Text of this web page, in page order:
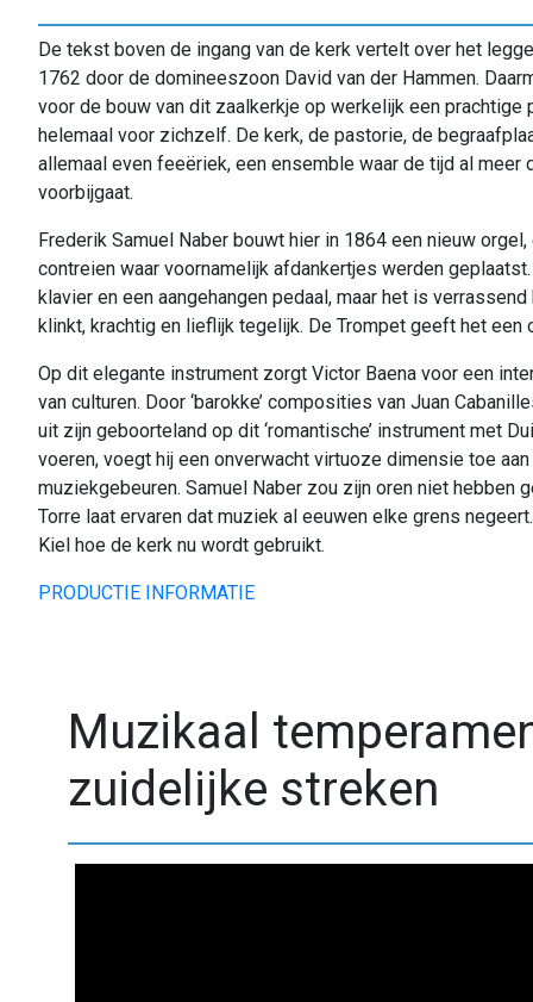
De tekst boven de ingang van de kerk vertelt over het
1762 door de domineeszoon David van der Hammen.
voor de bouw van dit zaalkerkje op werkelijk een prachtige
helemaal voor zichzelf. De kerk, de pastorie, de
allemaal even feeëriek, een ensemble waar de tijd al meer
voorbijgaat.
Frederik Samuel Naber bouwt hier in 1864 een nieuw
contreien waar voornamelijk afdankertjes werden
klavier en een aangehangen pedaal, maar het is
klinkt, krachtig en lieflijk tegelijk. De Trompet geeft het een
Op dit elegante instrument zorgt Victor Baena voor een
van culturen. Door ‘barokke’ composities van Juan
uit zijn geboorteland op dit ‘romantische’ instrument met
voeren, voegt hij een onverwacht virtuoze dimensie toe
muziekgebeuren. Samuel Naber zou zijn oren niet hebben
Torre laat ervaren dat muziek al eeuwen elke grens
Kiel hoe de kerk nu wordt gebruikt.
PRODUCTIE INFORMATIE
Muzikaal
zuidelijke streken